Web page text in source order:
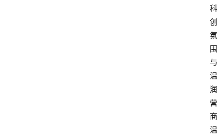
科
创
氛
围
与
温
润
营
商
温